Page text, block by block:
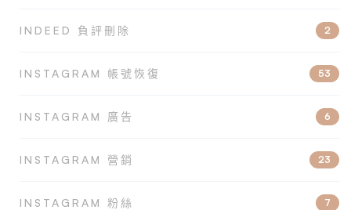
INDEED 負評刪除 2
INSTAGRAM 帳號恢復 53
INSTAGRAM 廣告 6
INSTAGRAM 營銷 23
INSTAGRAM 粉絲 7